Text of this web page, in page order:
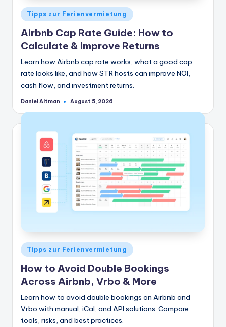
Veröffentlicht
in
Tipps zur Ferienvermietung
Airbnb Cap Rate Guide: How to
Calculate & Improve Returns
Learn how Airbnb cap rate works, what a good cap
rate looks like, and how STR hosts can improve NOI,
cash flow, and investment returns.
Geschrieben
Daniel Altman August 5, 2026
Veröffentlicht
in
Tipps zur Ferienvermietung
How to Avoid Double Bookings
Across Airbnb, Vrbo & More
Learn how to avoid double bookings on Airbnb and
Vrbo with manual, iCal, and API solutions. Compare
tools, risks, and best practices.